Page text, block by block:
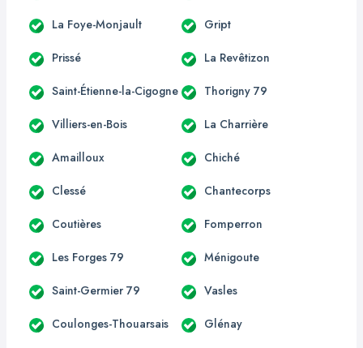
La Foye-Monjault Gript
Prissé La Revêtizon
Saint-Étienne-la-Cigogne Thorigny 79
Villiers-en-Bois La Charrière
Amailloux Chiché
Clessé Chantecorps
Coutières Fomperron
Les Forges 79 Ménigoute
Saint-Germier 79 Vasles
Coulonges-Thouarsais Glénay